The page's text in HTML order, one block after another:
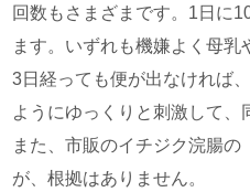
回数もさまざまです。1日に
ます。いずれも機嫌よく母乳
3日経っても便が出なければ
ようにゆっくりと刺激して、
また、市販のイチジク浣腸
が、根拠はありません。